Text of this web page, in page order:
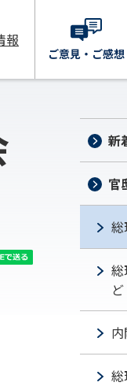
報
ご意見・ ご感想
新
官
総
ど